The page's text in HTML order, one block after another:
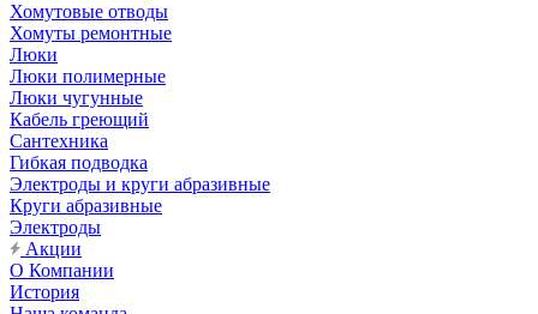
Хомутовые отводы
Хомуты ремонтные
Люки
Люки полимерные
Люки чугунные
Кабель греющий
Сантехника
Гибкая подводка
Электроды и круги абразивные
Круги абразивные
Электроды
Акции
О Компании
История